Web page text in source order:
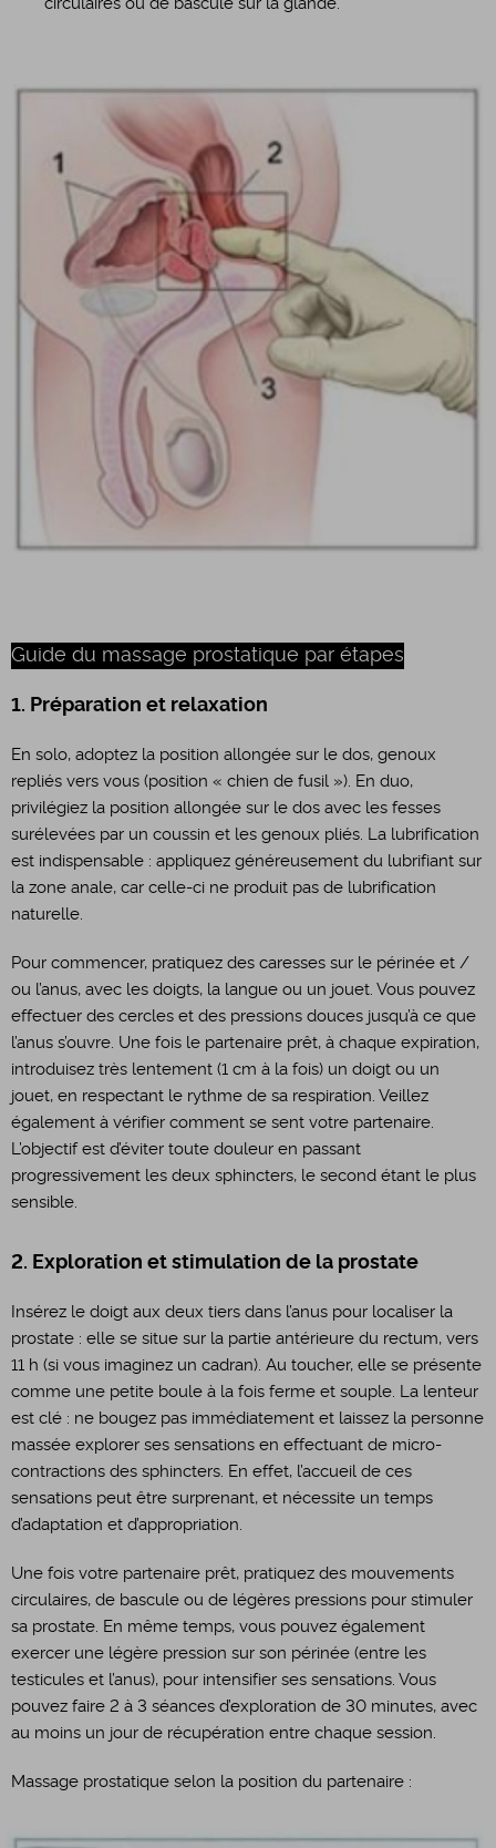
circulaires ou de bascule sur la glande.
Guide du massage prostatique par étapes
1. Préparation et relaxation
En solo, adoptez la position allongée sur le dos, genoux
repliés vers vous (position « chien de fusil »). En duo,
privilégiez la position allongée sur le dos avec les fesses
surélevées par un coussin et les genoux pliés. La lubrification
est indispensable : appliquez généreusement du lubrifiant sur
la zone anale, car celle-ci ne produit pas de lubrification
naturelle.
Pour commencer, pratiquez des caresses sur le périnée et /
ou l’anus, avec les doigts, la langue ou un jouet. Vous pouvez
effectuer des cercles et des pressions douces jusqu’à ce que
l’anus s’ouvre. Une fois le partenaire prêt, à chaque expiration,
introduisez très lentement (1 cm à la fois) un doigt ou un
jouet, en respectant le rythme de sa respiration. Veillez
également à vérifier comment se sent votre partenaire.
L’objectif est d’éviter toute douleur en passant
progressivement les deux sphincters, le second étant le plus
sensible.
2. Exploration et stimulation de la prostate
Insérez le doigt aux deux tiers dans l’anus pour localiser la
prostate : elle se situe sur la partie antérieure du rectum, vers
11 h (si vous imaginez un cadran). Au toucher, elle se présente
comme une petite boule à la fois ferme et souple. La lenteur
est clé : ne bougez pas immédiatement et laissez la personne
massée explorer ses sensations en effectuant de micro-
contractions des sphincters. En effet, l’accueil de ces
sensations peut être surprenant, et nécessite un temps
d’adaptation et d’appropriation.
Une fois votre partenaire prêt, pratiquez des mouvements
circulaires, de bascule ou de légères pressions pour stimuler
sa prostate. En même temps, vous pouvez également
exercer une légère pression sur son périnée (entre les
testicules et l’anus), pour intensifier ses sensations. Vous
pouvez faire 2 à 3 séances d’exploration de 30 minutes, avec
au moins un jour de récupération entre chaque session.
Massage prostatique selon la position du partenaire :